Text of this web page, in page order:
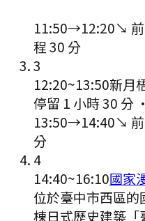
11:50→12:20↘
程30 分
3
12:20~13:50新月
停留 1 小時 30 分 ·
13:50→14:40↘
分
4
14:40~16:10國家
位於臺中市西區
棟日式歷史建築「